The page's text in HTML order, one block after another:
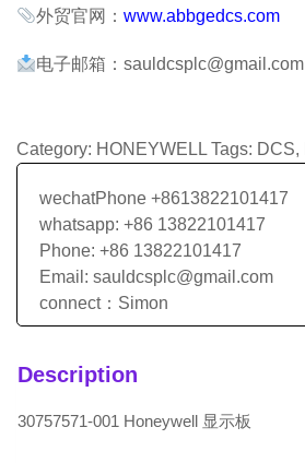
外贸官网：www.abbgedcs.com
电子邮箱：sauldcsplc@gmail.com
Category: HONEYWELL Tags: DCS,
wechatPhone +8613822101417
whatsapp: +86 13822101417
Phone: +86 13822101417
Email: sauldcsplc@gmail.com
connect：Simon
Description
30757571-001 Honeywell 显示板